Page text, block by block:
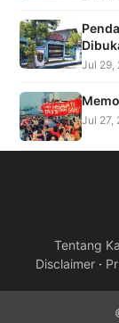
Jul 29,
Jul 27,
Tentang
Disclaimer·